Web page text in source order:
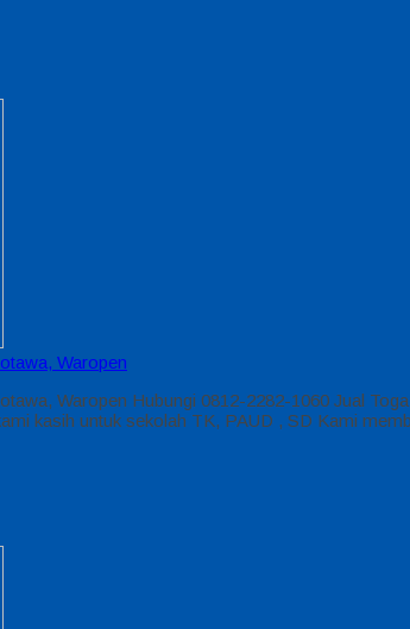
Waropen
Waropen Hubungi 0812-2282-1060 Jual
kasih untuk sekolah TK, PAUD , SD Kami